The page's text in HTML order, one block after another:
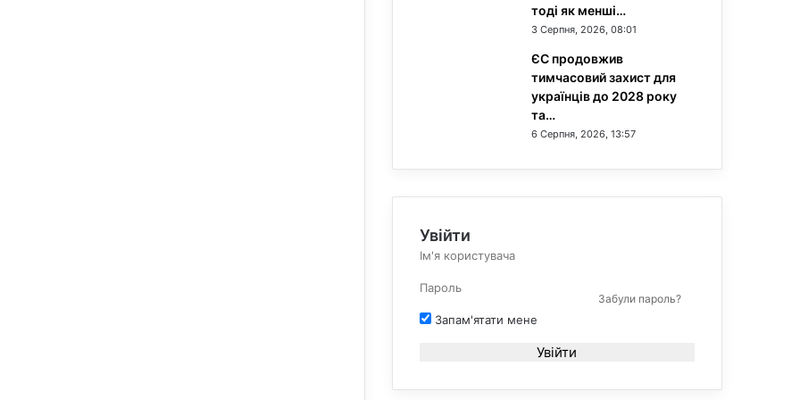
тоді як менші…
3 Серпня, 2026, 08:01
ЄС продовжив
тимчасовий захист для
українців до 2028 року
та…
6 Серпня, 2026, 13:57
Увійти
Забули пароль?
Запам'ятати мене
Увійти